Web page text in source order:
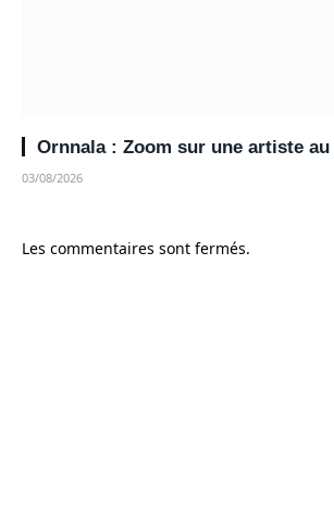
Ornnala : Zoom sur une artiste
03/08/2026
Les commentaires sont fermés.